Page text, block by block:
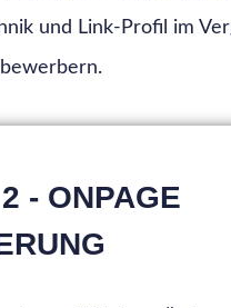
und Link-Profil im
- ONPAGE